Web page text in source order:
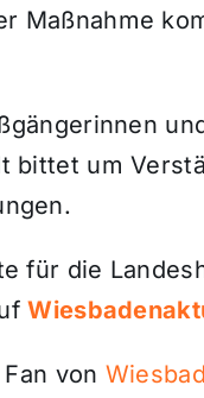
Maßnahme
bittet um
für die
von